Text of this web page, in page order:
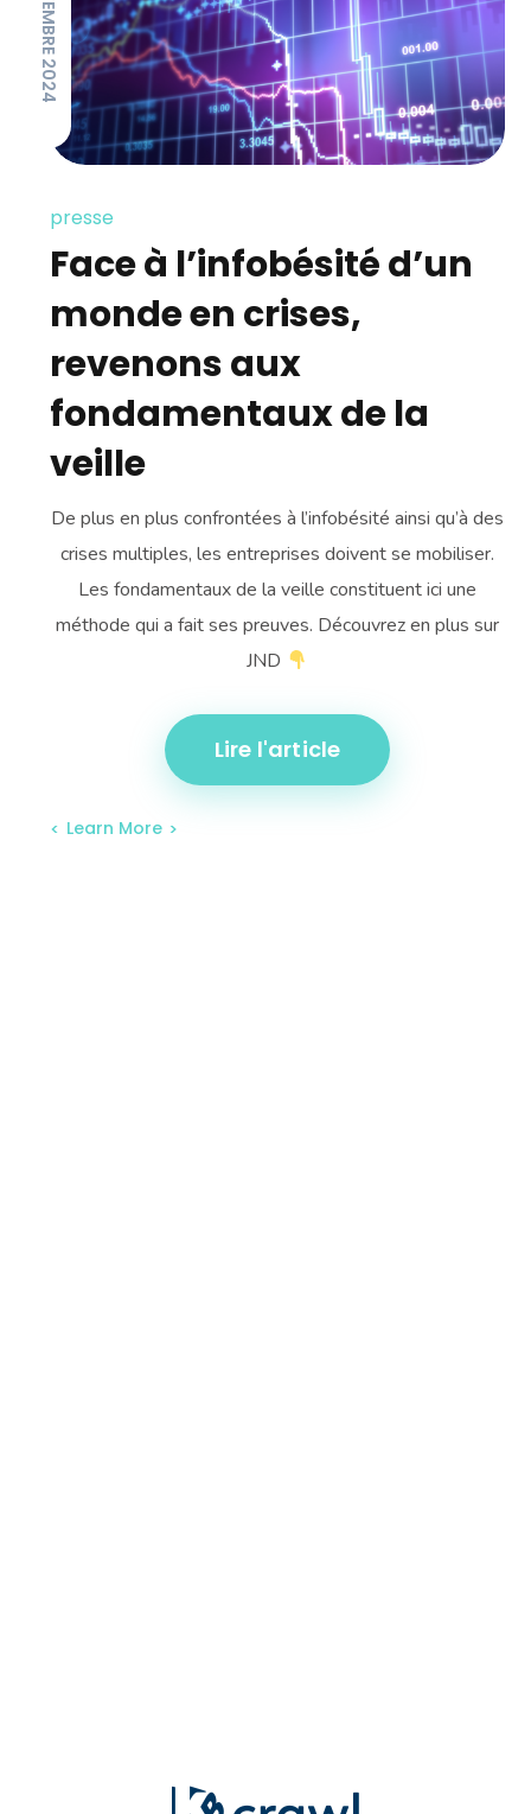
presse
Face à l’infobésité d’un
monde en crises,
revenons aux
fondamentaux de la
veille
De plus en plus confrontées à l’infobésité ainsi qu’à des
crises multiples, les entreprises doivent se mobiliser.
Les fondamentaux de la veille constituent ici une
méthode qui a fait ses preuves. Découvrez en plus sur
JND
Lire l'article
Learn More